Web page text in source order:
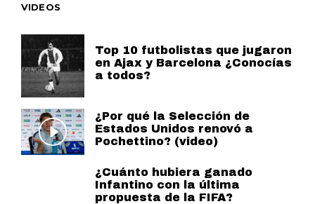
VIDEOS
Top 10 futbolistas que jugaron
en Ajax y Barcelona ¿Conocías
a todos?
¿Por qué la Selección de
Estados Unidos renovó a
Pochettino? (video)
¿Cuánto hubiera ganado
Infantino con la última
propuesta de la FIFA?